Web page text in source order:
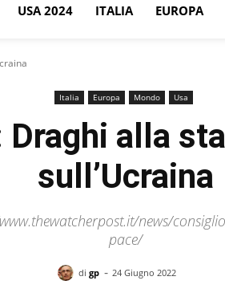
USA 2024 ITALIA EUROPA
Italia Europa Mondo Usa
Draghi alla
sull’Ucraina
news/
pace/
di gp - 24 Giugno 2022